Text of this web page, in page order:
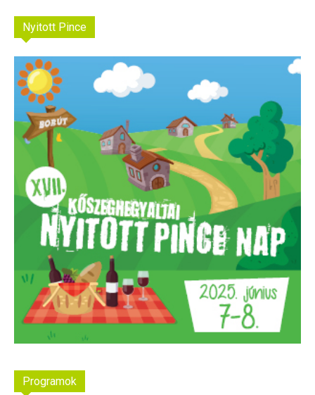
Nyitott Pince
Programok